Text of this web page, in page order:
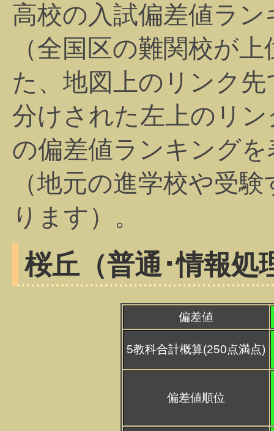
高校の入試偏差値ラ
（全国区の難関校が
た、地図上のリンク
分けされた左上のリ
の偏差値ランキング
（地元の進学校や受
ります）。
桜丘（普通･情報処
偏差値
5教科合計概算(250点満点)
偏差値順位